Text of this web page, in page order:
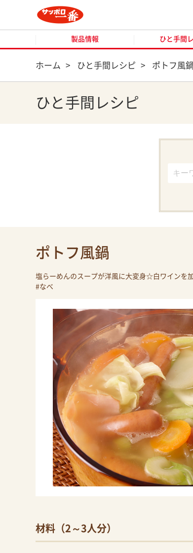
製品情報 ひと手間
ホーム > ひと手間レシピ > ポトフ風鍋
ひと手間レシピ
ポトフ風鍋
塩らーめんのスープが洋風に大変身☆白ワインを
#なべ
材料（2～3人分）